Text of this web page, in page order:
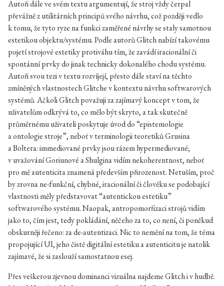
Autoři dále ve svém textu argumentují, že stroj vždy čerpal
převážně z utilitárních principů svého návrhu, což později vedlo
k tomu, že tyto ryze na funkci zaměřené návrhy se staly samotnou
estetikou objektu/systému. Podle autorů Glitch nabízí takovému
pojetí strojové estetiky protiváhu tím, že zavádí iracionální či
spontánní prvky do jinak technicky dokonalého chodu systému.
Autoři svou tezi v textu rozvíjejí, přesto dále staví na těchto
zmíněných vlastnostech Glitche v kontextu návrhu softwarových
systémů. Ačkoli Glitch považuji za zajímavý koncept v tom, že
uživatelům odkrývá to, co mělo být skryto, a tak skutečně
průměrnému uživateli poskytuje úvod do “epistemologie
a ontologie stroje”, neboť v terminologii teoretiků Grusina
a Boltera: immediované prvky jsou rázem hypermediované;
v uvažování Goriunové a Shulgina vidím nekoherentnost, neboť
pro mě autenticita znamená především přirozenost. Netuším, proč
by zrovna ne-funkční, chybné, iracionální či člověku se podobající
vlastnosti měly představovat “autentickou estetiku”
softwarového systému. Naopak, antropomorfizaci strojů vidím
jako to, čím jest, tedy pokládání, něčeho za to, co není, či poněkud
obskurněji řečeno: za de-autentizaci. Nic to nemění na tom, že téma
propojující UI, jeho čistě digitální estetiku a autenticitu je natolik
zajímavé, že si zaslouží samostatnou esej.
Přes veškerou zjevnou dominanci vizuálna najdeme Glitch i v hudbě.